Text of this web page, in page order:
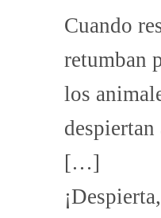
Cuando
retumban
los
despiertan
[…]